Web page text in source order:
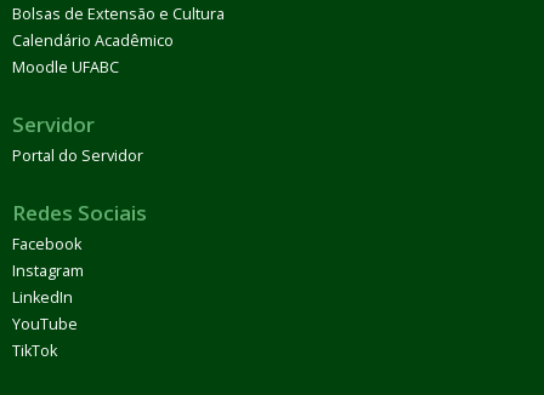
Bolsas de Extensão e Cultura
Calendário Acadêmico
Moodle UFABC
Servidor
Portal do Servidor
Redes Sociais
Facebook
Instagram
LinkedIn
YouTube
TikTok